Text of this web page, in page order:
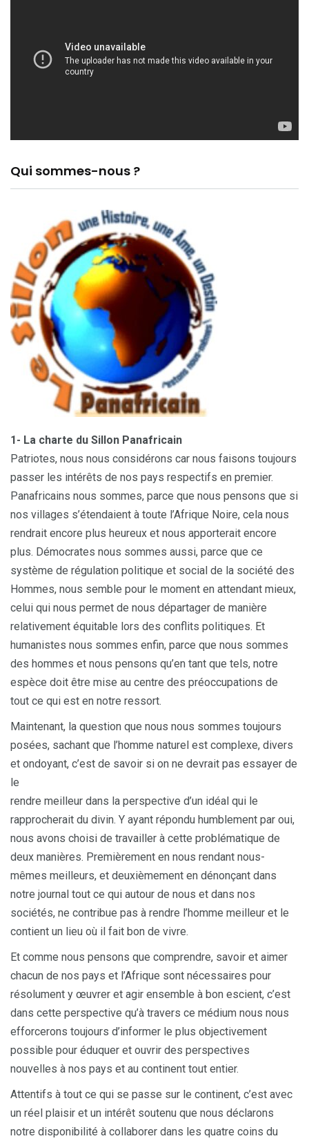
Qui sommes-nous ?
1- La charte du Sillon Panafricain
Patriotes, nous nous considérons car nous faisons toujours
passer les intérêts de nos pays respectifs en premier.
Panafricains nous sommes, parce que nous pensons que si
nos villages s’étendaient à toute l’Afrique Noire, cela nous
rendrait encore plus heureux et nous apporterait encore
plus. Démocrates nous sommes aussi, parce que ce
système de régulation politique et social de la société des
Hommes, nous semble pour le moment en attendant mieux,
celui qui nous permet de nous départager de manière
relativement équitable lors des conflits politiques. Et
humanistes nous sommes enfin, parce que nous sommes
des hommes et nous pensons qu’en tant que tels, notre
espèce doit être mise au centre des préoccupations de
tout ce qui est en notre ressort.
Maintenant, la question que nous nous sommes toujours
posées, sachant que l’homme naturel est complexe, divers
et ondoyant, c’est de savoir si on ne devrait pas essayer de
le
rendre meilleur dans la perspective d’un idéal qui le
rapprocherait du divin. Y ayant répondu humblement par oui,
nous avons choisi de travailler à cette problématique de
deux manières. Premièrement en nous rendant nous-
mêmes meilleurs, et deuxièmement en dénonçant dans
notre journal tout ce qui autour de nous et dans nos
sociétés, ne contribue pas à rendre l’homme meilleur et le
contient un lieu où il fait bon de vivre.
Et comme nous pensons que comprendre, savoir et aimer
chacun de nos pays et l’Afrique sont nécessaires pour
résolument y œuvrer et agir ensemble à bon escient, c’est
dans cette perspective qu’à travers ce médium nous nous
efforcerons toujours d’informer le plus objectivement
possible pour éduquer et ouvrir des perspectives
nouvelles à nos pays et au continent tout entier.
Attentifs à tout ce qui se passe sur le continent, c’est avec
un réel plaisir et un intérêt soutenu que nous déclarons
notre disponibilité à collaborer dans les quatre coins du